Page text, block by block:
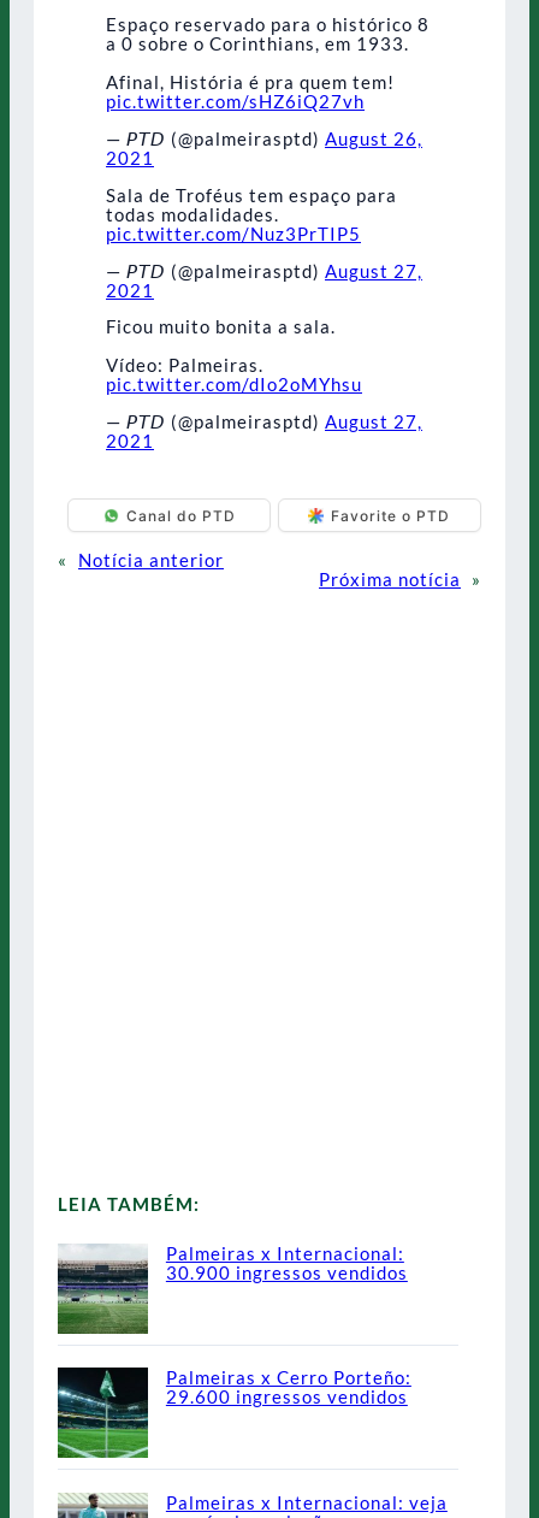
Espaço reservado para o histórico 8
a 0 sobre o Corinthians, em 1933.
Afinal, História é pra quem tem!
pic.twitter.com/sHZ6iQ27vh
— 𝘗𝘛𝘋 (@palmeirasptd) August 26,
2021
Sala de Troféus tem espaço para
todas modalidades.
pic.twitter.com/Nuz3PrTIP5
— 𝘗𝘛𝘋 (@palmeirasptd) August 27,
2021
Ficou muito bonita a sala.
Vídeo: Palmeiras.
pic.twitter.com/dIo2oMYhsu
— 𝘗𝘛𝘋 (@palmeirasptd) August 27,
2021
Canal do PTD Favorite o PTD
«
Notícia anterior
Próxima notícia
»
LEIA TAMBÉM:
Palmeiras x Internacional:
30.900 ingressos vendidos
Palmeiras x Cerro Porteño:
29.600 ingressos vendidos
Palmeiras x Internacional: veja